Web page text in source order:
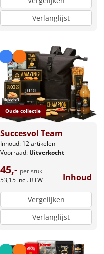
Verlanglijst
Oude collectie
Succesvol Team
Inhoud: 12 artikelen
Voorraad: Uitverkocht
45,- per stuk
53,15 incl. BTW Inhoud
Vergelijken
Verlanglijst